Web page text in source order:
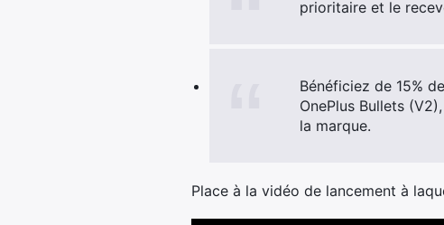
prioritaire et le
Bénéficiez de 15%
OnePlus Bullets
la marque.
Place à la vidéo de lancement à